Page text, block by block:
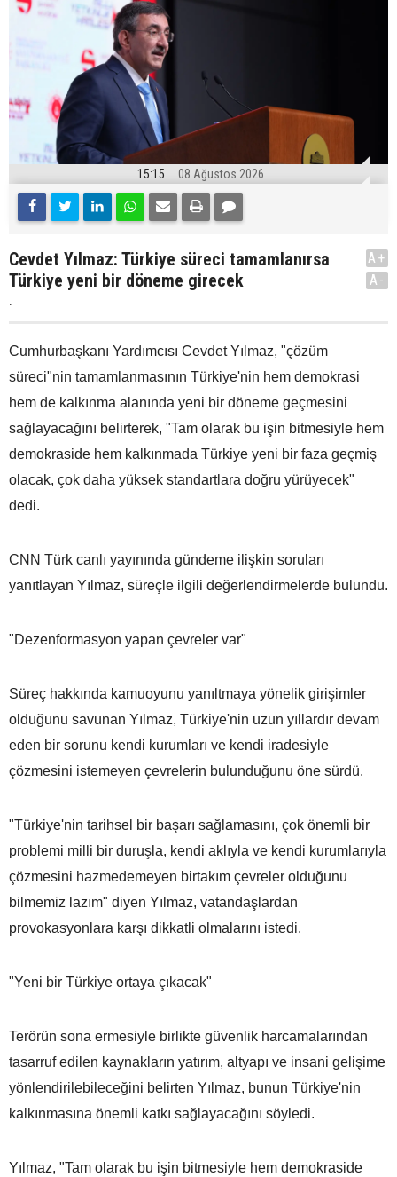
15:15 08 Ağustos 2026
Cevdet Yılmaz: Türkiye süreci tamamlanırsa
Türkiye yeni bir döneme girecek
.
A+
A-
Cumhurbaşkanı Yardımcısı Cevdet Yılmaz, "çözüm
süreci"nin tamamlanmasının Türkiye'nin hem demokrasi
hem de kalkınma alanında yeni bir döneme geçmesini
sağlayacağını belirterek, "Tam olarak bu işin bitmesiyle hem
demokraside hem kalkınmada Türkiye yeni bir faza geçmiş
olacak, çok daha yüksek standartlara doğru yürüyecek"
dedi.
CNN Türk canlı yayınında gündeme ilişkin soruları
yanıtlayan Yılmaz, süreçle ilgili değerlendirmelerde bulundu.
"Dezenformasyon yapan çevreler var"
Süreç hakkında kamuoyunu yanıltmaya yönelik girişimler
olduğunu savunan Yılmaz, Türkiye'nin uzun yıllardır devam
eden bir sorunu kendi kurumları ve kendi iradesiyle
çözmesini istemeyen çevrelerin bulunduğunu öne sürdü.
"Türkiye'nin tarihsel bir başarı sağlamasını, çok önemli bir
problemi milli bir duruşla, kendi aklıyla ve kendi kurumlarıyla
çözmesini hazmedemeyen birtakım çevreler olduğunu
bilmemiz lazım" diyen Yılmaz, vatandaşlardan
provokasyonlara karşı dikkatli olmalarını istedi.
"Yeni bir Türkiye ortaya çıkacak"
Terörün sona ermesiyle birlikte güvenlik harcamalarından
tasarruf edilen kaynakların yatırım, altyapı ve insani gelişime
yönlendirilebileceğini belirten Yılmaz, bunun Türkiye'nin
kalkınmasına önemli katkı sağlayacağını söyledi.
Yılmaz, "Tam olarak bu işin bitmesiyle hem demokraside